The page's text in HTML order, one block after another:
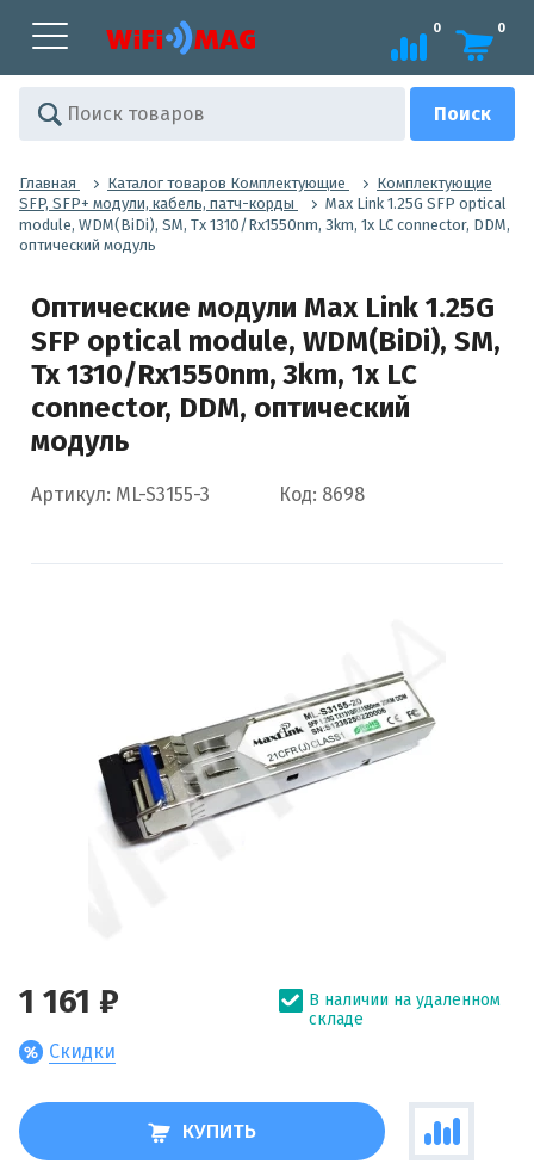
0 0
Главная Каталог товаров Комплектующие
Комплектующие
SFP, SFP+ модули, кабель, патч-корды
Max Link 1.25G SFP optical
module, WDM(BiDi), SM, Tx 1310/Rx1550nm, 3km, 1x LC connector, DDM,
оптический модуль
Оптические модули Max Link 1.25G
SFP optical module, WDM(BiDi), SM,
Tx 1310/Rx1550nm, 3km, 1x LC
connector, DDM, оптический
модуль
Артикул: ML-S3155-3 Код: 8698
1 161 ₽
Скидки
В наличии на удаленном
складе
КУПИТЬ